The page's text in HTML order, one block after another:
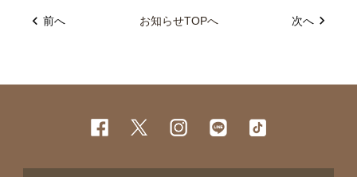
前へ お知らせTOPへ 次へ